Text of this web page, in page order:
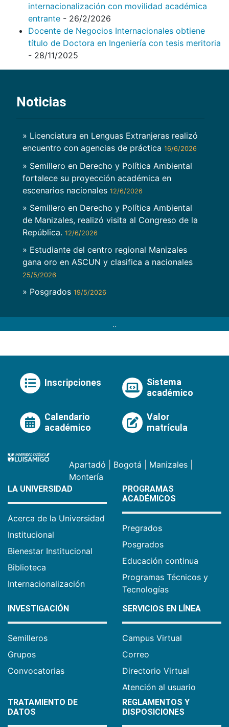
internacionalización con movilidad académica
entrante - 26/2/2026
Docente de Negocios Internacionales obtiene
título de Doctora en Ingeniería con tesis meritoria
- 28/11/2025
Noticias
» Licenciatura en Lenguas Extranjeras realizó
encuentro con agencias de práctica 16/6/2026
» Semillero en Derecho y Política Ambiental
fortalece su proyección académica en
escenarios nacionales 12/6/2026
» Semillero en Derecho y Política Ambiental
de Manizales, realizó visita al Congreso de la
República. 12/6/2026
» Estudiante del centro regional Manizales
gana oro en ASCUN y clasifica a nacionales
25/5/2026
» Posgrados 19/5/2026
..
Inscripciones
Sistema
académico
Calendario
académico
Valor
matrícula
Apartadó Bogotá Manizales
Montería
LA UNIVERSIDAD
Acerca de la Universidad
Institucional
Bienestar Institucional
Biblioteca
Internacionalización
PROGRAMAS
ACADÉMICOS
Pregrados
Posgrados
Educación continua
Programas Técnicos y
Tecnologías
INVESTIGACIÓN
Semilleros
Grupos
Convocatorias
SERVICIOS EN LÍNEA
Campus Virtual
Correo
Directorio Virtual
Atención al usuario
TRATAMIENTO DE
DATOS
REGLAMENTOS Y
DISPOSICIONES